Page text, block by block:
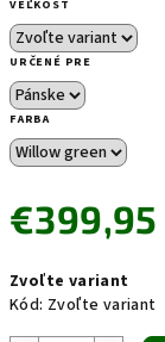
VEĽKOSŤ
URČENÉ PRE
FARBA
€399,95
cena:
Zvoľte variant
Kód: Zvoľte variant